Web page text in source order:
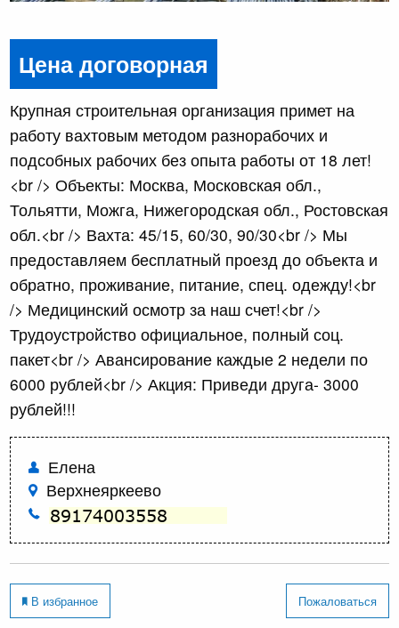
Цена договорная
Крупная строительная организация примет на
работу вахтовым методом разнорабочих и
подсобных рабочих без опыта работы от 18 лет!
<br /> Объекты: Москва, Московская обл.,
Тольятти, Можга, Нижегородская обл., Ростовская
обл.<br /> Вахта: 45/15, 60/30, 90/30<br /> Мы
предоставляем бесплатный проезд до объекта и
обратно, проживание, питание, спец. одежду!<br
/> Медицинский осмотр за наш счет!<br />
Трудоустройство официальное, полный соц.
пакет<br /> Авансирование каждые 2 недели по
6000 рублей<br /> Акция: Приведи друга- 3000
рублей!!!
Елена
Верхнеяркеево
В избранное Пожаловаться